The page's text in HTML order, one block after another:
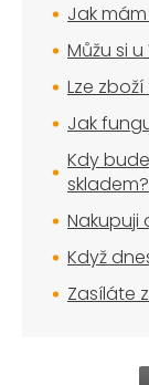
Jak
Můžu si
Lze
Jak
Kdy
skladem?
Nakupuji
Když
Zasíláte